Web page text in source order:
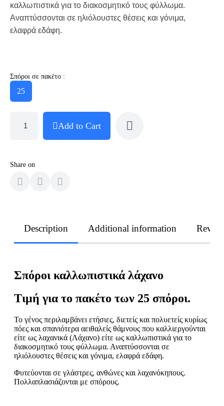
καλλωπιστικά για το διακοσμητικό τους φύλλωμα.
Αναπτύσσονται σε ηλιόλουστες θέσεις και γόνιμα,
ελαφρά εδάφη.
Σπόροι σε πακέτο :
25
Add to Cart
Share on
Description Additional information
Σπόροι καλλωπιστικά λάχανο
Τιμή για το πακέτο των 25 σπόροι.
Το γένος περιλαμβάνει ετήσιες, διετείς και πολυετείς κυρίως
πόες και σπανιότερα αειθαλείς θάμνους που καλλιεργούνται
είτε ως λαχανικά (Λάχανο) είτε ως καλλωπιστικά για το
διακοσμητικό τους φύλλωμα. Αναπτύσσονται σε
ηλιόλουστες θέσεις και γόνιμα, ελαφρά εδάφη.
Φυτεύονται σε γλάστρες, ανθώνες και λαχανόκηπους.
Πολλαπλασιάζονται με σπόρους.